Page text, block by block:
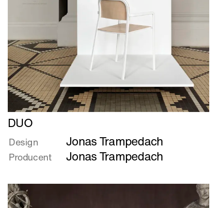
Læs
mere
om
DUO
DUO
Design Jonas Trampedach
Producent Jonas Trampedach